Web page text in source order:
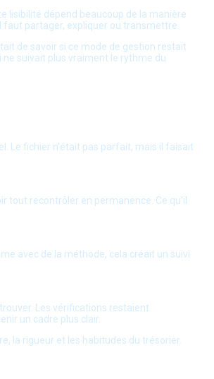
lisibilité dépend beaucoup de la manière
faut partager, expliquer ou transmettre.
de savoir si ce mode de gestion restait
ne suivait plus vraiment le rythme du
Le fichier n’était pas parfait, mais il faisait
tout recontrôler en permanence. Ce qu’il
avec de la méthode, cela créait un suivi
Les vérifications restaient
un cadre plus clair.
la rigueur et les habitudes du trésorier.